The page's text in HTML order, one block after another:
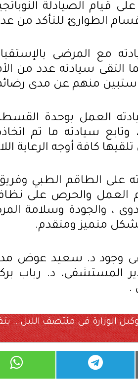
على قيام الصيادلة
الطوارئ للتأكد من
مع المرضى
التقى سيادته عدد من
منهم عن مدى
العمل بوحدة
وتابع سيادته ما تم
كافة أوجه الرعاية
على الطاقم الطبي وفريق
والحرص على نظافة
، والجودة وسلامة
متميز ومتقدم.
وجود د. سعيد عوض مدير
المستشفى، د. رباب
.
الوزارة فى منتصف الليل...